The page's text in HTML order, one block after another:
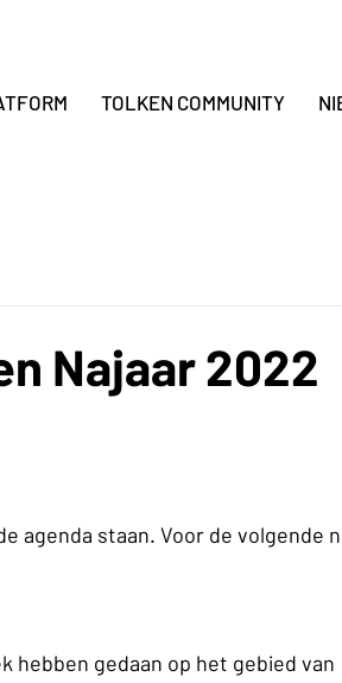
TOLKEN COMMUNITY
Najaar 2022
agenda staan. Voor de volgende
hebben gedaan op het gebied van